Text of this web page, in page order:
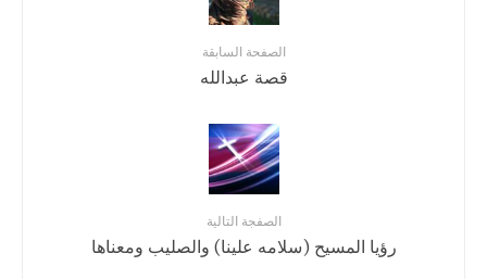
الصفحة السابقة
قصة عبدالله
الصفجة التالية
رؤيا المسيح (سلامه علينا) والصليب ومعناها